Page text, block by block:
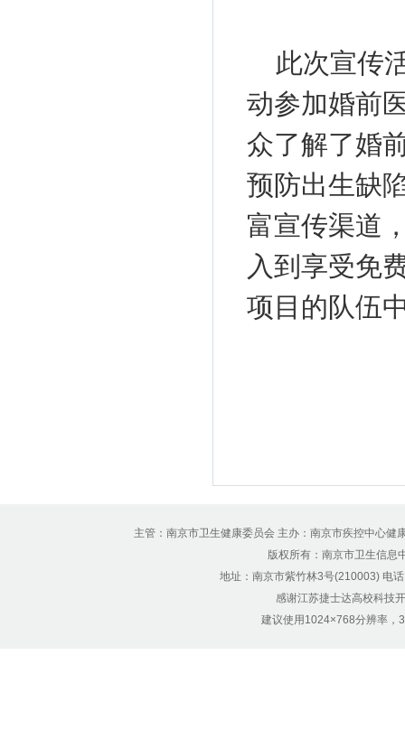
此次宣传
动参加婚前
众了解了婚
预防出生缺
富宣传渠道
入到享受免
项目的队伍
主管：南京市卫生健康委员会 主办：南京市疾控中心
版权所有：南京市卫生信
地址：南京市紫竹林3号(210003) 电
感谢江苏捷士达高校科技
建议使用1024×768分辨率，